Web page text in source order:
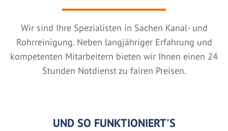
Wir sind Ihre Spezialisten in Sachen Kanal- und
Rohrreinigung. Neben langjähriger Erfahrung und
kompetenten Mitarbeitern bieten wir Ihnen einen 24
Stunden Notdienst zu fairen Preisen.
UND SO FUNKTIONIERT'S